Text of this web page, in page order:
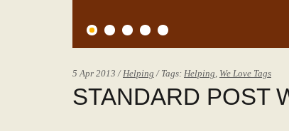
5 Apr 2013 / Helping / Tags: Helping We Love Tags
STANDARD POST